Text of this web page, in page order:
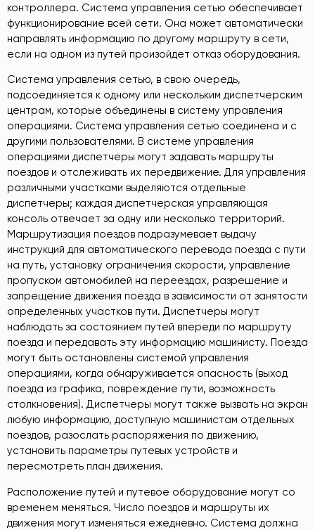
контроллера. Система управления сетью обеспечивает
функционирование всей сети. Она может автоматически
направлять информацию по другому маршруту в сети,
если на одном из путей произойдет отказ оборудования.
Система управления сетью, в свою очередь,
подсоединяется к одному или нескольким диспетчерским
центрам, которые объединены в систему управления
операциями. Система управления сетью соединена и с
другими пользователями. В системе управления
операциями диспетчеры могут задавать маршруты
поездов и отслеживать их передвижение. Для управления
различными участками выделяются отдельные
диспетчеры; каждая диспетчерская управляющая
консоль отвечает за одну или несколько территорий.
Маршрутизация поездов подразумевает выдачу
инструкций для автоматического перевода поезда с пути
на путь, установку ограничения скорости, управление
пропуском автомобилей на переездах, разрешение и
запрещение движения поезда в зависимости от занятости
определенных участков пути. Диспетчеры могут
наблюдать за состоянием путей впереди по маршруту
поезда и передавать эту информацию машинисту. Поезда
могут быть остановлены системой управления
операциями, когда обнаруживается опасность (выход
поезда из графика, повреждение пути, возможность
столкновения). Диспетчеры могут также вызвать на экран
любую информацию, доступную машинистам отдельных
поездов, разослать распоряжения по движению,
установить параметры путевых устройств и
пересмотреть план движения.
Расположение путей и путевое оборудование могут со
временем меняться. Число поездов и маршруты их
движения могут изменяться ежедневно. Система должна